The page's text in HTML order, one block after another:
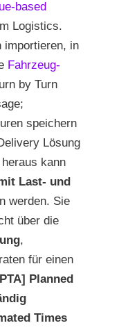
based
Logistics.
importieren, in
Fahrzeug-
by Turn
speichern
Lösung
kann
Last- und
werden. Sie
über die
,
für einen
Planned
Times